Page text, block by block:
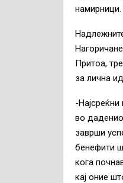
Притоа,
за лична
-
во
заврши
бенефити
кога
кај оние